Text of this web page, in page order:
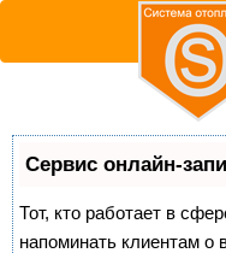
Сервис онлайн-
Тот, кто работает в
напоминать клиентам